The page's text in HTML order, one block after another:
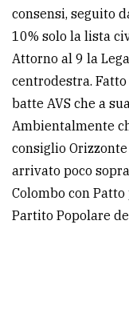
LE
ALTRE
TESTATE
consensi, seguito
10% solo la lista
Attorno al 9 la
centrodestra.
batte AVS che a
Ambientalmente
consiglio
arrivato poco
Colombo con
Partito Popolare